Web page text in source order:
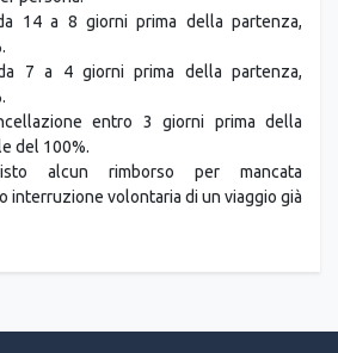
7 a 4 giorni prima della partenza,
entro 3 giorni prima della
del 100%.
alcun rimborso per mancata
interruzione volontaria di un viaggio già